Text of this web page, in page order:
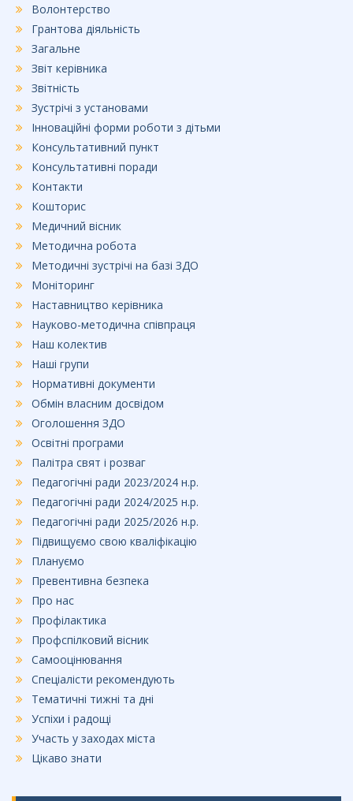
Волонтерство
Грантова діяльність
Загальне
Звіт керівника
Звітність
Зустрічі з установами
Інноваційні форми роботи з дітьми
Консультативний пункт
Консультативні поради
Контакти
Кошторис
Медичний вісник
Методична робота
Методичні зустрічі на базі ЗДО
Моніторинг
Наставництво керівника
Науково-методична співпраця
Наш колектив
Наші групи
Нормативні документи
Обмін власним досвідом
Оголошення ЗДО
Освітні програми
Палітра свят і розваг
Педагогічні ради 2023/2024 н.р.
Педагогічні ради 2024/2025 н.р.
Педагогічні ради 2025/2026 н.р.
Підвищуємо свою кваліфікацію
Плануємо
Превентивна безпека
Про нас
Профілактика
Профспілковий вісник
Самооцінювання
Спеціалісти рекомендують
Тематичні тижні та дні
Успіхи і радощі
Участь у заходах міста
Цікаво знати